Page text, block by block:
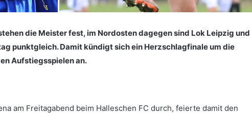
die Meister fest, im Nordosten dagegen sind Lok Leipzig und
punktgleich. Damit kündigt sich ein Herzschlagfinale um die
Aufstiegsspielen an.
am Freitagabend beim Halleschen FC durch, feierte damit den